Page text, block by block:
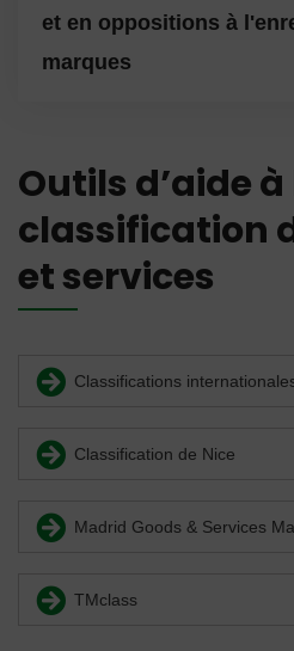
et en oppositions à
marques
Outils d’aide à
classification
et services
Classifications
Classification de Nice
Madrid Goods & Services
TMclass